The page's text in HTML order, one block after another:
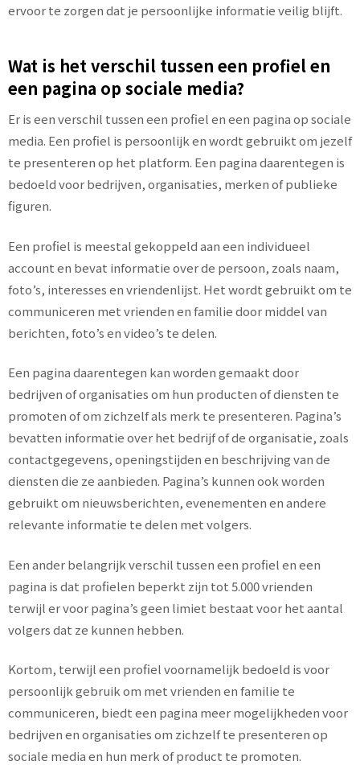
ervoor te zorgen dat je persoonlijke informatie veilig blijft.
Wat is het verschil tussen een profiel en
een pagina op sociale media?
Er is een verschil tussen een profiel en een pagina op sociale
media. Een profiel is persoonlijk en wordt gebruikt om jezelf
te presenteren op het platform. Een pagina daarentegen is
bedoeld voor bedrijven, organisaties, merken of publieke
figuren.
Een profiel is meestal gekoppeld aan een individueel
account en bevat informatie over de persoon, zoals naam,
foto’s, interesses en vriendenlijst. Het wordt gebruikt om te
communiceren met vrienden en familie door middel van
berichten, foto’s en video’s te delen.
Een pagina daarentegen kan worden gemaakt door
bedrijven of organisaties om hun producten of diensten te
promoten of om zichzelf als merk te presenteren. Pagina’s
bevatten informatie over het bedrijf of de organisatie, zoals
contactgegevens, openingstijden en beschrijving van de
diensten die ze aanbieden. Pagina’s kunnen ook worden
gebruikt om nieuwsberichten, evenementen en andere
relevante informatie te delen met volgers.
Een ander belangrijk verschil tussen een profiel en een
pagina is dat profielen beperkt zijn tot 5.000 vrienden
terwijl er voor pagina’s geen limiet bestaat voor het aantal
volgers dat ze kunnen hebben.
Kortom, terwijl een profiel voornamelijk bedoeld is voor
persoonlijk gebruik om met vrienden en familie te
communiceren, biedt een pagina meer mogelijkheden voor
bedrijven en organisaties om zichzelf te presenteren op
sociale media en hun merk of product te promoten.